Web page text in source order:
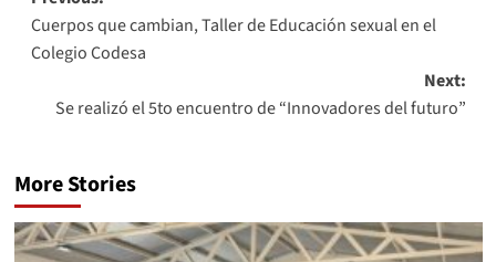
Cuerpos que cambian, Taller de Educación sexual en el
Colegio Codesa
Next:
Se realizó el 5to encuentro de “Innovadores del futuro”
More Stories